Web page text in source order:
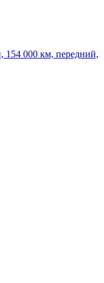
154 000 км, передний,